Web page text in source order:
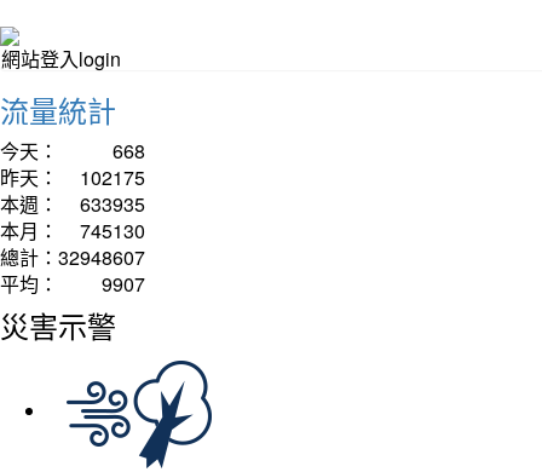
網站登入login
流量統計
今天：
668
昨天：
102175
本週：
633935
本月：
745130
總計： 32948607
平均：
9907
災害示警